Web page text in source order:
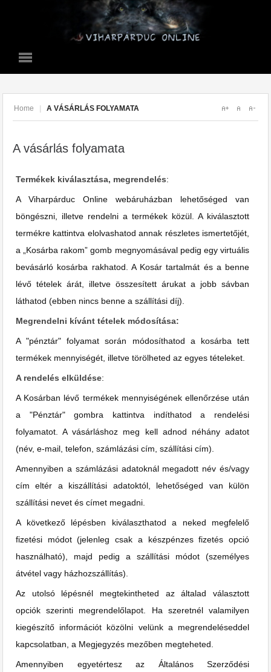
Home | A VÁSÁRLÁS FOLYAMATA
A vásárlás folyamata
Termékek kiválasztása, megrendelés:
A Viharpárduc Online webáruházban lehetőséged van
böngészni, illetve rendelni a termékek közül. A kiválasztott
termékre kattintva elolvashatod annak részletes ismertetőjét,
a „Kosárba rakom” gomb megnyomásával pedig egy virtuális
bevásárló kosárba rakhatod. A Kosár tartalmát és a benne
lévő tételek árát, illetve összesített árukat a jobb sávban
láthatod (ebben nincs benne a szállítási díj).
Megrendelni kívánt tételek módosítása:
A "pénztár" folyamat során módosíthatod a kosárba tett
termékek mennyiségét, illetve törölheted az egyes tételeket.
A rendelés elküldése:
A Kosárban lévő termékek mennyiségének ellenőrzése után
a "Pénztár" gombra kattintva indíthatod a rendelési
folyamatot. A vásárláshoz meg kell adnod néhány adatot
(név, e-mail, telefon, számlázási cím, szállítási cím).
Amennyiben a számlázási adatoknál megadott név és/vagy
cím eltér a kiszállítási adatoktól, lehetőséged van külön
szállítási nevet és címet megadni.
A következő lépésben kiválaszthatod a neked megfelelő
fizetési módot (jelenleg csak a készpénzes fizetés opció
használható), majd pedig a szállítási módot (személyes
átvétel vagy házhozszállítás).
Az utolsó lépésnél megtekintheted az általad választott
opciók szerinti megrendelőlapot. Ha szeretnél valamilyen
kiegészítő információt közölni velünk a megrendeléseddel
kapcsolatban, a Megjegyzés mezőben megteheted.
Amennyiben egyetértesz az Általános Szerződési